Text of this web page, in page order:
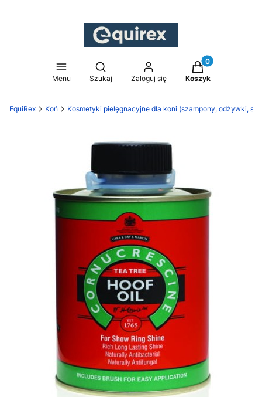
Menu
Otwórz wyszukiwarkę
Szukaj Zaloguj się
Produkty w
Koszyk
EquiRex Koń Kosmetyki pielęgnacyjne dla koni (szampony, odżywki,